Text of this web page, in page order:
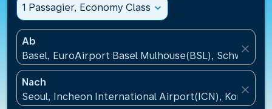
1 Passagier, Economy Class expand_more
Ab
Basel, EuroAirport Basel Mulhouse(BSL), Schweiz
close
Nach
Seoul, Incheon International Airport(ICN), Korea,
close